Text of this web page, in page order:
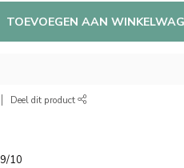
TOEVOEGEN AAN
Deel dit product
10